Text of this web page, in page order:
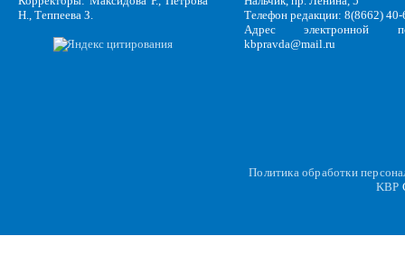
Н., Теппеева З.
Телефон редакции: 8(8662)
Адрес электронной
kbpravda@mail.ru
Политика обработки
KBP